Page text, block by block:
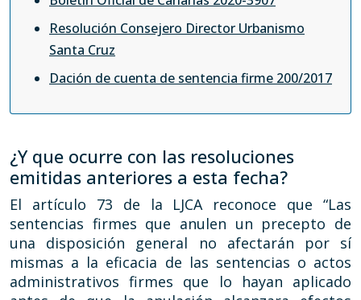
Resolución Consejero Director Urbanismo
Santa Cruz
Dación de cuenta de sentencia firme 200/2017
¿Y que ocurre con las resoluciones
emitidas anteriores a esta fecha?
El artículo 73 de la LJCA reconoce que “Las
sentencias firmes que anulen un precepto de
una disposición general no afectarán por sí
mismas a la eficacia de las sentencias o actos
administrativos firmes que lo hayan aplicado